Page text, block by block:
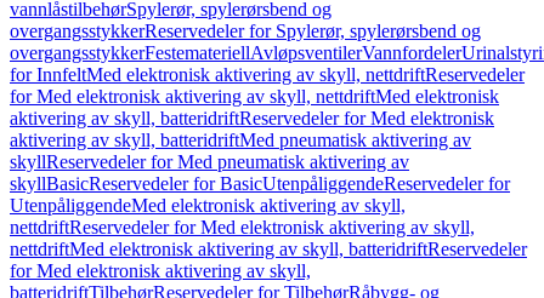
vannlåstilbehørSpylerør, spylerørsbend og
overgangsstykkerReservedeler for Spylerør, spylerørsbend og
overgangsstykkerFestemateriellAvløpsventilerVannfordeler
for InnfeltMed elektronisk aktivering av skyll, nettdriftReservedeler
for Med elektronisk aktivering av skyll, nettdriftMed elektronisk
aktivering av skyll, batteridriftReservedeler for Med elektronisk
aktivering av skyll, batteridriftMed pneumatisk aktivering av
skyllReservedeler for Med pneumatisk aktivering av
skyllBasicReservedeler for BasicUtenpåliggendeReservedeler for
UtenpåliggendeMed elektronisk aktivering av skyll,
nettdriftReservedeler for Med elektronisk aktivering av skyll,
nettdriftMed elektronisk aktivering av skyll, batteridriftReservedeler
for Med elektronisk aktivering av skyll,
batteridriftTilbehørReservedeler for TilbehørRåbygg- og